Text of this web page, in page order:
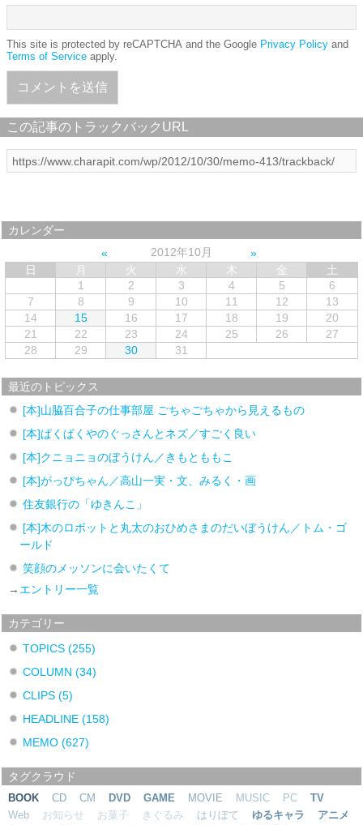
This site is protected by reCAPTCHA and the Google Privacy Policy and
Terms of Service apply.
この記事のトラックバックURL
カレンダー
2012年10月
日
月 火 水 木 金
土
1
2 3 4 5
6
7
8 9 10 11 12
13
14
15 16 17 18 19
20
21
22 23 24 25 26
27
28
29 30 31
最近のトピックス
[本]山脇百合子の仕事部屋 ごちゃごちゃから見えるもの
[本]ぱくぱくやのぐっさんとネズ／すごく良い
[本]クニョニョのぼうけん／きもとももこ
[本]がっぴちゃん／高山一実・文、みるく・画
住友銀行の「ゆきんこ」
[本]木のロボットと丸太のおひめさまのだいぼうけん／トム・ゴ
ールド
笑顔のメッソンに会いたくて
→ エントリー一覧
カテゴリー
TOPICS (255)
COLUMN (34)
CLIPS (5)
HEADLINE (158)
MEMO (627)
タグクラウド
BOOK CD CM DVD GAME MOVIE MUSIC PC
TV
Web
お知らせ お菓子 きぐるみ はりぼて ゆるキャラ
アニメ